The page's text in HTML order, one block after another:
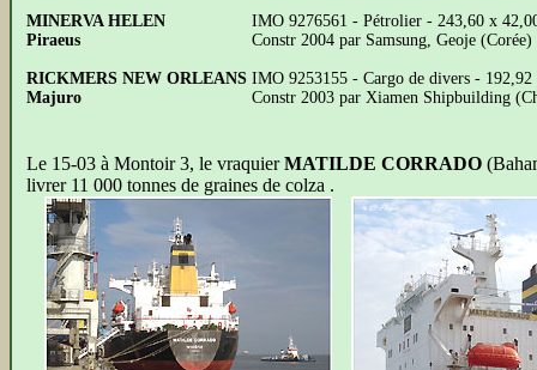
MINERVA HELEN
Piraeus
IMO 9276561 - Pétrolier - 243,60 x
Constr 2004 par Samsung, Geoje
RICKMERS NEW ORLEANS
Majuro
IMO 9253155 - Cargo de divers -
Constr 2003 par Xiamen Shipbuilding
Le 15-03 à Montoir 3, le vraquierMATILDE CORRADO
livrer 11 000 tonnes de graines de colza .